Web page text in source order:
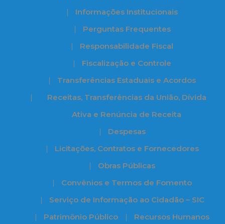
Informações Institucionais
Perguntas Frequentes
Responsabilidade Fiscal
Fiscalização e Controle
Transferências Estaduais e Acordos
Receitas, Transferências da União, Dívida
Ativa e Renúncia de Receita
Despesas
Licitações, Contratos e Fornecedores
Obras Públicas
Convênios e Termos de Fomento
Serviço de Informação ao Cidadão – SIC
Patrimônio Público
Recursos Humanos